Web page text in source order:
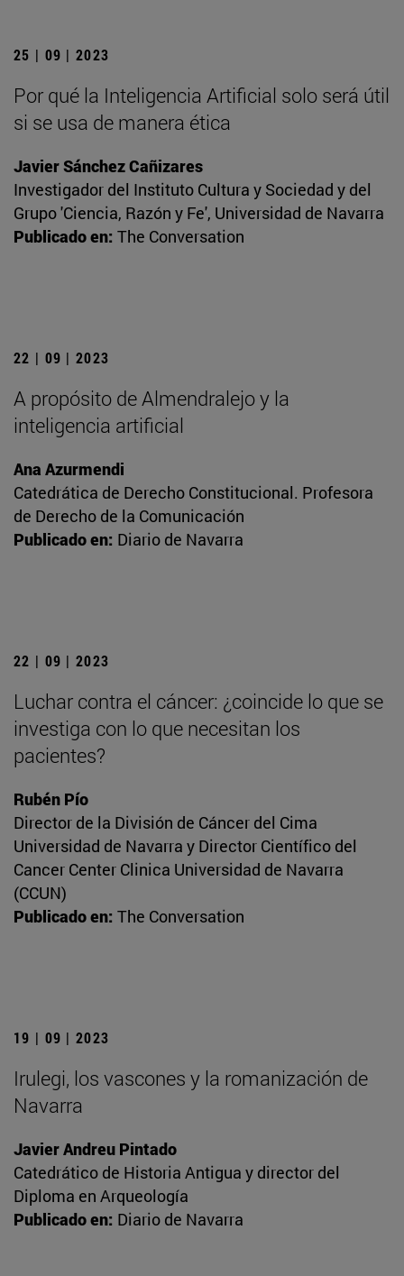
25 | 09 | 2023
Por qué la Inteligencia Artificial solo será útil
si se usa de manera ética
Javier Sánchez Cañizares
Investigador del Instituto Cultura y Sociedad y del
Grupo 'Ciencia, Razón y Fe', Universidad de Navarra
Publicado en: The Conversation
22 | 09 | 2023
A propósito de Almendralejo y la
inteligencia artificial
Ana Azurmendi
Catedrática de Derecho Constitucional. Profesora
de Derecho de la Comunicación
Publicado en: Diario de Navarra
22 | 09 | 2023
Luchar contra el cáncer: ¿coincide lo que se
investiga con lo que necesitan los
pacientes?
Rubén Pío
Director de la División de Cáncer del Cima
Universidad de Navarra y Director Científico del
Cancer Center Clinica Universidad de Navarra
(CCUN)
Publicado en: The Conversation
19 | 09 | 2023
Irulegi, los vascones y la romanización de
Navarra
Javier Andreu Pintado
Catedrático de Historia Antigua y director del
Diploma en Arqueología
Publicado en: Diario de Navarra